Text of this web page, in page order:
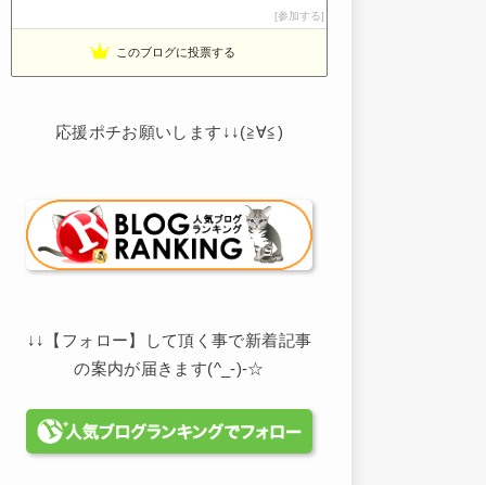
参加する
このブログに投票する
応援ポチお願いします↓↓(≧∀≦)
↓↓【フォロー】して頂く事で新着記事
の案内が届きます(^_-)-☆